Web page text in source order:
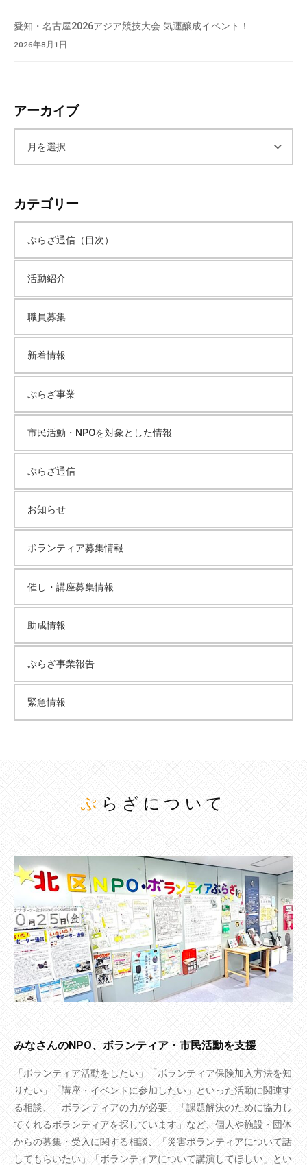
愛知・名古屋2026アジア競技大会 気運醸成イベント！
2026年8月1日
アーカイブ
カ
イ
ブ
カテゴリー
ぷらざ通信（目次）
活動紹介
職員募集
新着情報
ぷらざ事業
市民活動・NPOを対象とした情報
ぷらざ通信
お知らせ
ボランティア募集情報
催し・講座募集情報
助成情報
ぷらざ事業報告
緊急情報
ぷらざについて
みなさんのNPO、ボランティア・市民活動を支援
「ボランティア活動をしたい」「ボランティア保険加入方法を知
りたい」「講座・イベントに参加したい」といった活動に関連す
る相談、「ボランティアの力が必要」「課題解決のために協力し
てくれるボランティアを探しています」など、個人や施設・団体
からの募集・受入に関する相談、「災害ボランティアについて話
してもらいたい」「ボランティアについて講演してほしい」とい